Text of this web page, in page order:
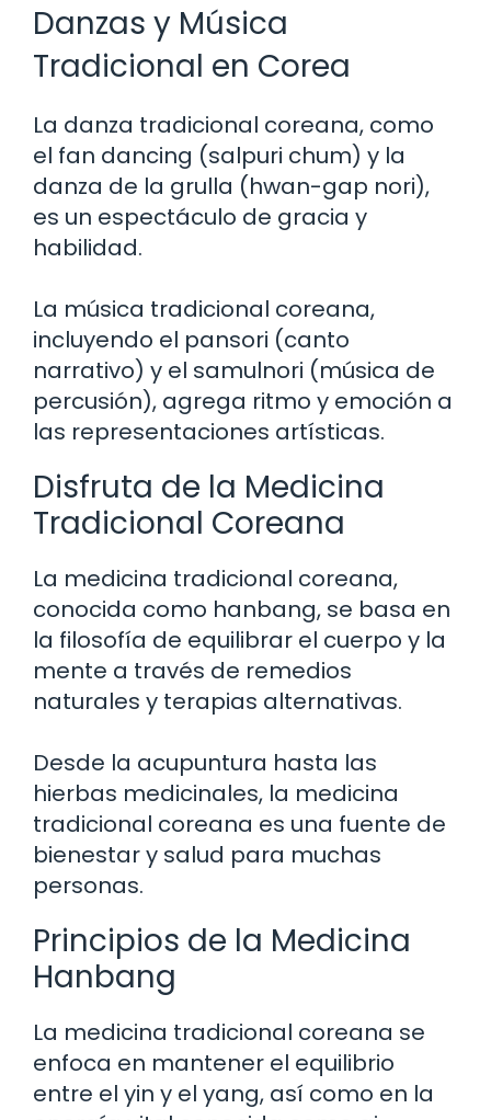
Danzas y Música
Tradicional en Corea
La danza tradicional coreana, como
el fan dancing (salpuri chum) y la
danza de la grulla (hwan-gap nori),
es un espectáculo de gracia y
habilidad.
La música tradicional coreana,
incluyendo el pansori (canto
narrativo) y el samulnori (música de
percusión), agrega ritmo y emoción a
las representaciones artísticas.
Disfruta de la Medicina
Tradicional Coreana
La medicina tradicional coreana,
conocida como hanbang, se basa en
la filosofía de equilibrar el cuerpo y la
mente a través de remedios
naturales y terapias alternativas.
Desde la acupuntura hasta las
hierbas medicinales, la medicina
tradicional coreana es una fuente de
bienestar y salud para muchas
personas.
Principios de la Medicina
Hanbang
La medicina tradicional coreana se
enfoca en mantener el equilibrio
entre el yin y el yang, así como en la